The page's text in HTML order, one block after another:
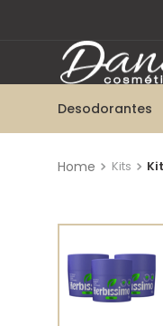
Desodorantes
Kits